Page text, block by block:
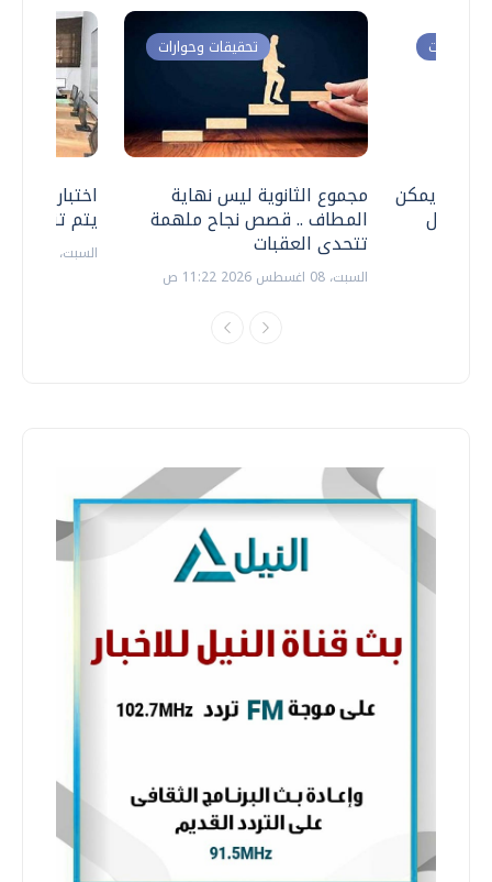
اختبارات
يتم
السبت، 18 يوليو 2026 09:22 ص
تحقيقات وحوارات
مجموع الثانوية ليس نهاية
المطاف .. قصص نجاح ملهمة
تتحدى العقبات
السبت، 08 اغسطس 2026 11:22 ص
وحوارات
.. هل يمكن
نتعامل